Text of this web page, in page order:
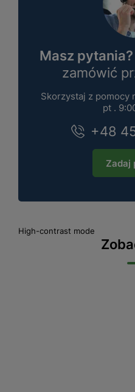
Masz pytania?
zamówić
Skorzystaj z pomocy
pt .
+48
Zadaj
High-contrast mode